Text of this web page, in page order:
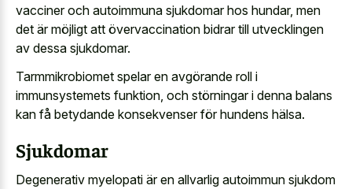
vacciner och autoimmuna sjukdomar hos hundar, men
det är möjligt att övervaccination bidrar till utvecklingen
av dessa sjukdomar.
Tarmmikrobiomet spelar en avgörande roll i
immunsystemets funktion, och störningar i denna balans
kan få betydande konsekvenser för hundens hälsa.
Sjukdomar
Degenerativ myelopati är en allvarlig autoimmun sjukdom